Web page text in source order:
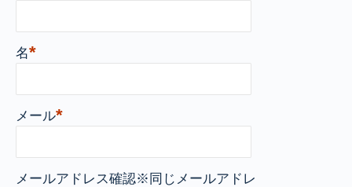
名*
メール*
メールアドレス確認※同じメールアドレ